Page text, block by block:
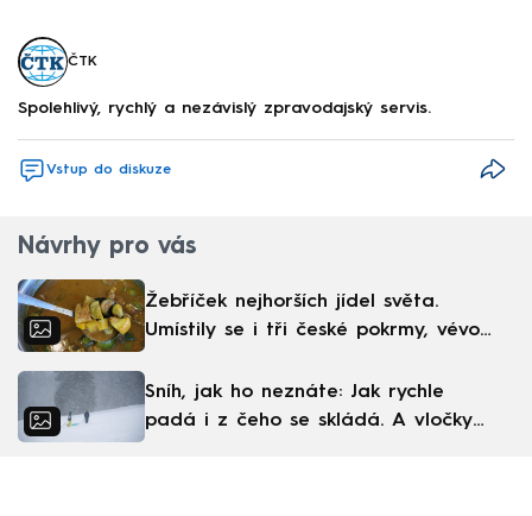
ČTK
Spolehlivý, rychlý a nezávislý zpravodajský servis.
Vstup do diskuze
Návrhy pro vás
Žebříček nejhorších jídel světa.
Umístily se i tři české pokrmy, vévodí
Sníh, jak ho neznáte: Jak rychle
padá i z čeho se skládá. A vločky